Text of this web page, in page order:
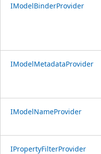
IModelBinderProvider
IModelMetadataProvider
IModelNameProvider
IPropertyFilterProvider